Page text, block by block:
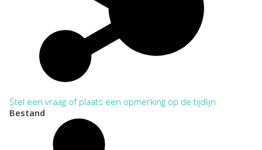
Stel een vraag of plaats een opmerking op de tijdlijn
Bestand